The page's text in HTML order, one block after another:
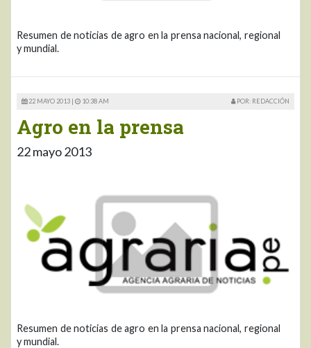
Resumen de noticias de agro en la prensa nacional, regional
y mundial.
22 MAYO 2013 | 10:38 AM POR: REDACCIÓN
Agro en la prensa
22 mayo 2013
Resumen de noticias de agro en la prensa nacional, regional
y mundial.